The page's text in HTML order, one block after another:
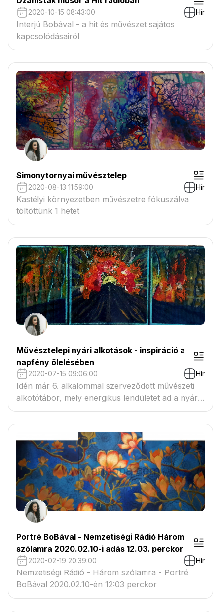
2020-10-15 08:43:00 Hír
Interjú Bobával - a hit és művészet sajátos
kapcsolódásairól
Simonytornyai művésztelep
2020-08-13 11:59:00 Hír
Kastélyi környezetben művészetre fókuszálva
töltöttünk 1 hetet
Művésztelepi nyári alkotások - inspiráció a
napfény ölelésében
2020-07-15 09:06:00 Hír
Idén már 6. alkalommal szerveződött művészeti
alkotótábor, mely energikus lendületet ad a nyári
alkotáshoz.
Portré BoBával - Nemzetiségi Rádió Három
szólamra 2020.02.10-i adás 12.03. perckor
2020-02-19 20:39:00 Hír
Nemzetiségi Rádió - Három szólamra - Portré
BoBával 2020.02.10-én 12:03 perckor